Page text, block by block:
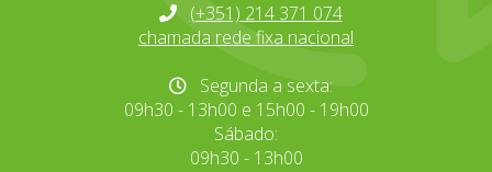
(+351) 214 371 074
chamada rede fixa nacional
Segunda a sexta:
09h30 - 13h00 e 15h00 - 19h00
Sábado:
09h30 - 13h00